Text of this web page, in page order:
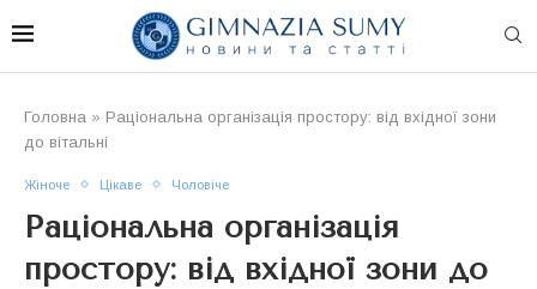
Головна » Раціональна організація простору: від вхідної зони
до вітальні
Жіноче Цікаве Чоловіче
Раціональна організація
простору: від вхідної зони до